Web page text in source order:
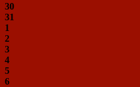
30
31
1
2
3
4
5
6